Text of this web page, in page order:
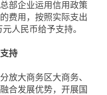
部企业运用信用政策
费用，按照实际支出
人民币给予支持。
持
大商务区大商务、
合发展优势，开展国